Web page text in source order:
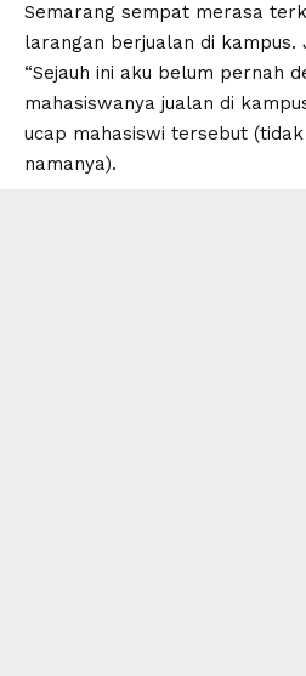
Semarang sempat merasa
larangan berjualan di kampus.
“Sejauh ini aku belum pernah
mahasiswanya jualan di
ucap mahasiswi tersebut
namanya).